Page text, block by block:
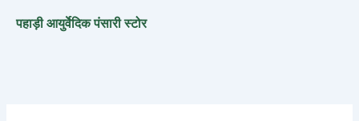
पहाड़ी आयुर्वेदिक पंसारी स्टोर